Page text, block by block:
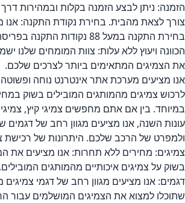
הזמנה: ניתן לבצע הזמנה בקלות ובמהירות
צורך לצאת מהבית. בחירת נקודת התקנה: אנו
בחירת התקנה במעל 88 נקודות
הכוונה ויעוץ ללא עלות: צוות המומחים שלנו
את הצמיגים המתאימים ביותר לצרכים שלכם.
אנו מציעים מערכת אתר אינטרנט נוחה
לרכוש צמיגים מהמותגים המובילים בשוק
במיוחד. בין אם אתם מחפשים צמיגי קיץ,
עונות השנה, אנו מציעים מגוון רחב של דגמים
ולמפרט של הרכב שלכם. היתרונות של רכישת
צמיגים: מחירים ללא תחרות: אנו מציעים את
בשוק על צמיגים איכותיים מהמותגים
דגמים: אנו מציעים מגוון רחב של דגמי צמיגים
שתוכלו למצוא את הצמיגים המושלמים עבור